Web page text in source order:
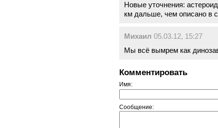
Новые уточнения:
км дальше, чем описано в
Михаил 05.03.12, 15:27
Мы всё вымрем как
Комментировать
Имя:
Сообщение: